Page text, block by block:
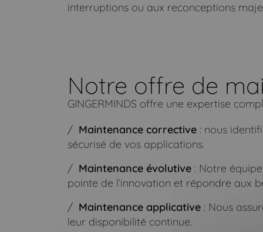
interruptions ou aux reconceptions
Notre offre de
GINGERMINDS offre une expertise
Maintenance corrective : nous
sécurisé de vos applications.
Maintenance évolutive : Notre
pointe de l’innovation et répondre aux
Maintenance applicative : Nous
leur disponibilité continue.